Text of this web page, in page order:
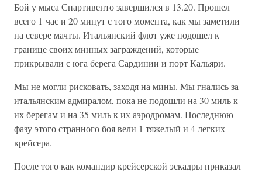
Бой у мыса Спартивенто завершился в 13.20. Прошел
всего 1 час и 20 минут с того момента, как мы заметили
на севере мачты. Итальянский флот уже подошел к
границе своих минных заграждений, которые
прикрывали с юга берега Сардинии и порт Кальяри.
Мы не могли рисковать, заходя на мины. Мы гнались за
итальянским адмиралом, пока не подошли на 30 миль к
их берегам и на 35 миль к их аэродромам. Последнюю
фазу этого странного боя вели 1 тяжелый и 4 легких
крейсера.
После того как командир крейсерской эскадры приказал